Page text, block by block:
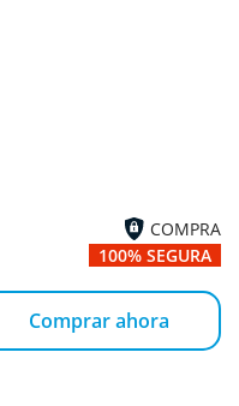
COMPRA
100% SEGURA
Comprar ahora